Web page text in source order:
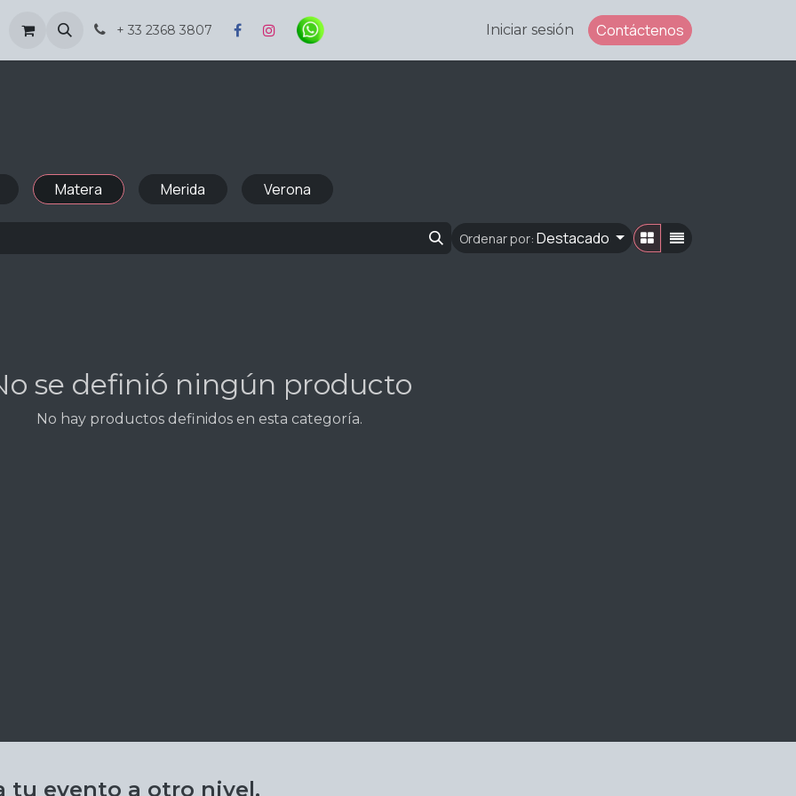
Inspiración + 33 2368 3807 Iniciar sesión Contáctenos
Matera Merida Verona
Ordenar por: Destacado
se definió ningún producto
No hay productos definidos en esta categoría.
tu evento a otro nivel.